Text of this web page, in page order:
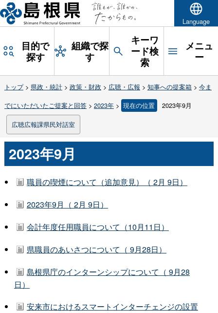
Language
目的で
探す
組織で探
す
キーワ
ード検
索
メニュ
ー
トップ> 県政・統計> 政策・財政 > 広聴・広報 > 知事への提案箱> 今ま
でにいただいたご提案と回答> 2023年> 現在の位置 2023年9月
広聴広報課県民対話室
2023年9月
職員の喫煙について（追加意見）（ 2月 9日）
2023年9月（ 2月 9日）
会計年度任用職員について（10月11日）
県職員のあいさつについて（ 9月28日）
島根県庁のインターンシップについて（ 9月28
日）
安来市におけるスマートインターチェンジの設置